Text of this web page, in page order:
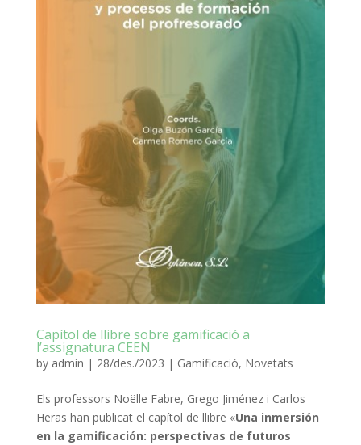
Capítol de llibre sobre gamificació a
l’assignatura CEEN
by admin | 28/des./2023 | Gamificació, Novetats
Els professors Noëlle Fabre, Grego Jiménez i Carlos
Heras han publicat el capítol de llibre «Una inmersión
en la gamificación: perspectivas de futuros